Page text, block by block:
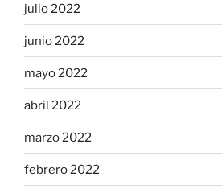
julio 2022
junio 2022
mayo 2022
abril 2022
marzo 2022
febrero 2022